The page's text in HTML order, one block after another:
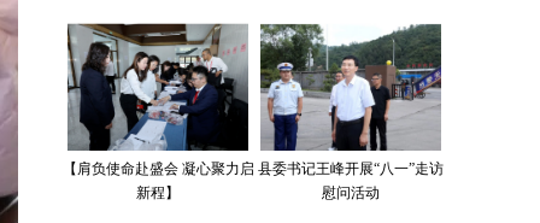
【肩负使命赴盛会 凝心聚力启
新程】
县委书记王峰开展“八一”走访
慰问活动